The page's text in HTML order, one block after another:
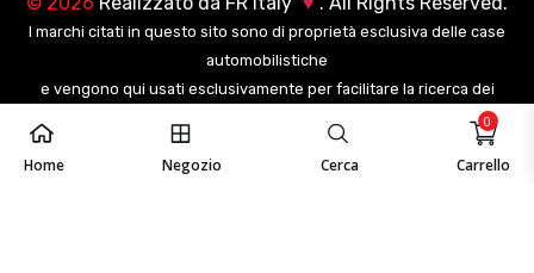
Home Negozio Cerca Carrello
0
I marchi citati in questo sito sono di proprietà esclusiva delle case
automobilistiche
e vengono qui usati esclusivamente per facilitare la ricerca dei